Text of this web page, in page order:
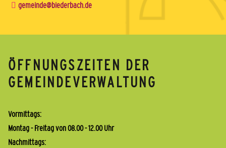
gemeinde@biederbach.de
ÖFFNUNGSZEITEN DER
GEMEINDEVERWALTUNG
Vormittags:
Montag - Freitag von 08.00 - 12.00 Uhr
Nachmittags: